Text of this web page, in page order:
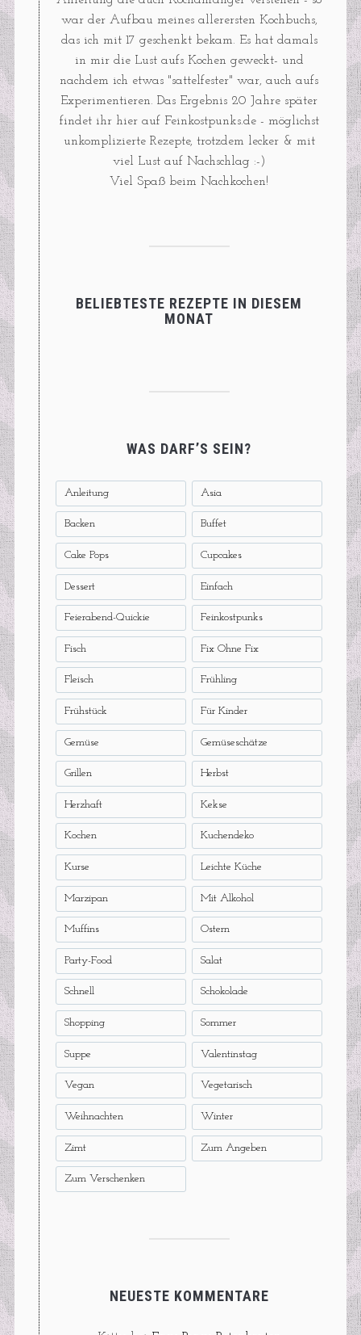
war der Aufbau meines allerersten Kochbuchs,
das ich mit 17 geschenkt bekam. Es hat damals
in mir die Lust aufs Kochen geweckt- und
nachdem ich etwas "sattelfester" war, auch aufs
Experimentieren. Das Ergebnis 20 Jahre später
findet ihr hier auf Feinkostpunks.de - möglichst
unkomplizierte Rezepte, trotzdem lecker & mit
viel Lust auf Nachschlag :-)
Viel Spaß beim Nachkochen!
BELIEBTESTE REZEPTE IN DIESEM
MONAT
WAS DARF’S SEIN?
Anleitung Asia
Backen Buffet
Cake Pops Cupcakes
Dessert Einfach
Feierabend-Quickie Feinkostpunks
Fisch Fix Ohne Fix
Fleisch Frühling
Frühstück Für Kinder
Gemüse Gemüseschätze
Grillen Herbst
Herzhaft Kekse
Kochen Kuchendeko
Kurse Leichte Küche
Marzipan Mit Alkohol
Muffins Ostern
Party-Food Salat
Schnell Schokolade
Shopping Sommer
Suppe Valentinstag
Vegan Vegetarisch
Weihnachten Winter
Zimt Zum Angeben
Zum Verschenken
NEUESTE KOMMENTARE